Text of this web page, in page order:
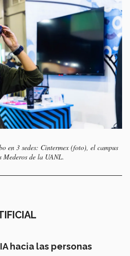
en 3 sedes: Cintermex (foto), el campus
Mederos de la UANL.
hacia las personas